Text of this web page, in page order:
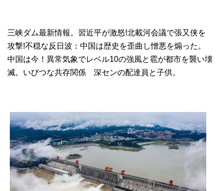
三峡ダム最新情報。習近平が激怒!北載河会議で張又侠を
攻撃!不穏な反日波：中国は歴史を歪曲し憎悪を煽った。
中国は今！異常気象でレベル10の強風と雹が都市を襲い壊
滅。いびつな共存関係 深センの配達員と子供。